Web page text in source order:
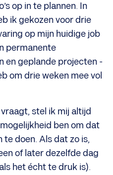
op in te plannen. In
ik gekozen voor drie
op mijn huidige job
permanente
en geplande projecten -
om drie weken mee vol
stel ik mij altijd
ben om dat
doen. Als dat zo is,
of later dezelfde dag
het écht te druk is).